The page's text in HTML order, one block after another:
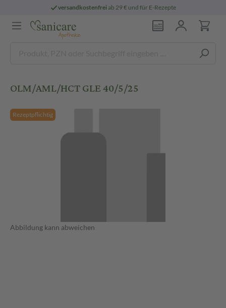
versandkostenfreiab 29 € und für E-Rezepte
OLM/AML/HCT GLE 40/5/25
Rezeptpflichtig
Abbildung kann abweichen